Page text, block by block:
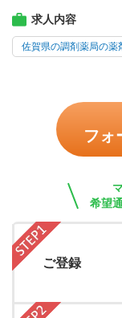
求人内容
佐賀県の調剤薬局の薬
フォ
希望
ご登録